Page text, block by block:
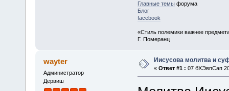
Главные темыфорума
Блог
facebook
«Стиль полемики важнее
Г. Померанц
wayter
Администратор
Дервиш
Иисусова молитва и
« Ответ #1 : 07 бХЭвпСап